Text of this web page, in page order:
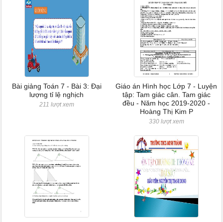
Bài giảng Toán 7 - Bài 3: Đại
lượng tỉ lệ nghịch
211 lượt xem
Giáo án Hình học Lớp 7 - Luyện
tập: Tam giác cân. Tam giác
đều - Năm học 2019-2020 -
Hoàng Thị Kim P
330 lượt xem